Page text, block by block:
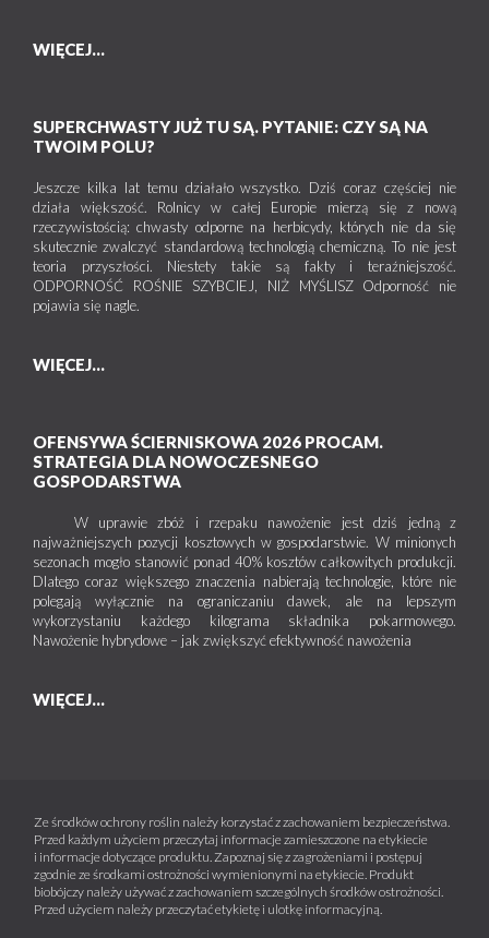
WIĘCEJ...
SUPERCHWASTY JUŻ TU SĄ. PYTANIE: CZY SĄ NA
TWOIM POLU?
Jeszcze kilka lat temu działało wszystko. Dziś coraz częściej nie
działa większość. Rolnicy w całej Europie mierzą się z nową
rzeczywistością: chwasty odporne na herbicydy, których nie da się
skutecznie zwalczyć standardową technologią chemiczną. To nie jest
teoria przyszłości. Niestety takie są fakty i teraźniejszość.
ODPORNOŚĆ ROŚNIE SZYBCIEJ, NIŻ MYŚLISZ Odporność nie
pojawia się nagle.
WIĘCEJ...
OFENSYWA ŚCIERNISKOWA 2026 PROCAM.
STRATEGIA DLA NOWOCZESNEGO
GOSPODARSTWA
W uprawie zbóż i rzepaku nawożenie jest dziś jedną z
najważniejszych pozycji kosztowych w gospodarstwie. W minionych
sezonach mogło stanowić ponad 40% kosztów całkowitych produkcji.
Dlatego coraz większego znaczenia nabierają technologie, które nie
polegają wyłącznie na ograniczaniu dawek, ale na lepszym
wykorzystaniu każdego kilograma składnika pokarmowego.
Nawożenie hybrydowe – jak zwiększyć efektywność nawożenia
WIĘCEJ...
Ze środków ochrony roślin należy korzystać z zachowaniem bezpieczeństwa.
Przed każdym użyciem przeczytaj informacje zamieszczone na etykiecie
i informacje dotyczące produktu. Zapoznaj się z zagrożeniami i postępuj
zgodnie ze środkami ostrożności wymienionymi na etykiecie. Produkt
biobójczy należy używać z zachowaniem szczególnych środków ostrożności.
Przed użyciem należy przeczytać etykietę i ulotkę informacyjną.